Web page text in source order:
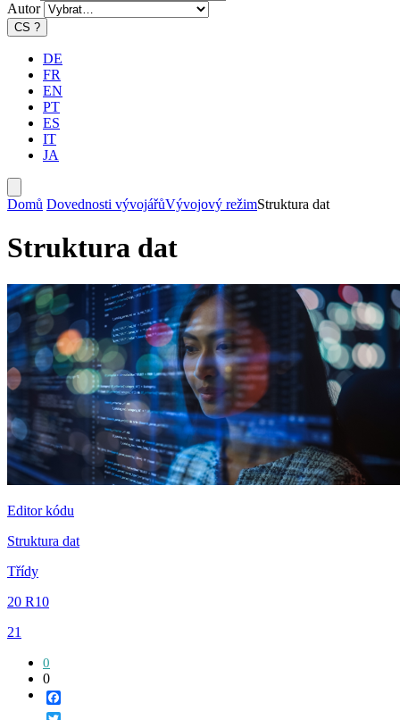
Autor
CS ?
DE
FR
EN
PT
ES
IT
JA
Domů Dovednosti vývojářůVývojový režimStruktura dat
Struktura dat
Editor kódu
Struktura dat
Třídy
20 R10
21
0
0